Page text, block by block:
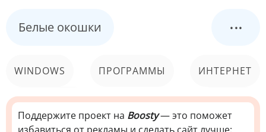
Белые окошки ...
WINDOWS ПРОГРАММЫ ИНТЕРНЕТ
КОМПЬЮТЕР
СИСТЕМА
Поддержите проект на Boosty— это поможет